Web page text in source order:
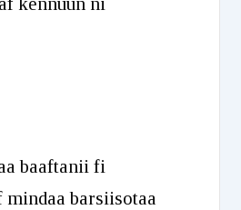
baaftanii fi
mindaa barsiisotaa